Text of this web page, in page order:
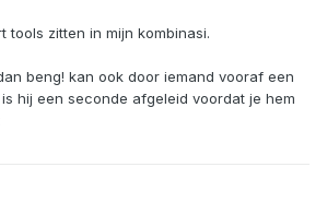
tools zitten in mijn kombinasi.
beng! kan ook door iemand vooraf een
hij een seconde afgeleid voordat je hem